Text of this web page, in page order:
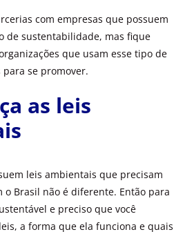
com empresas que possuem
de sustentabilidade, mas fique
que usam esse tipo de
se promover.
as leis
leis ambientais que precisam
o Brasil não é diferente. Então para
e preciso que você
a forma que ela funciona e quais